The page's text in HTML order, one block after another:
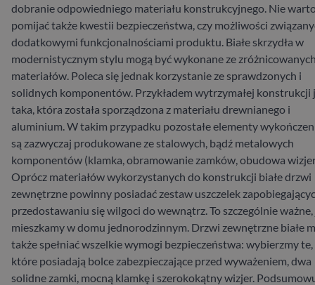
dobranie odpowiedniego materiału konstrukcyjnego. Nie
pomijać także kwestii bezpieczeństwa, czy możliwości
dodatkowymi funkcjonalnościami produktu. Białe skrzydła w
modernistycznym stylu mogą być wykonane ze
materiałów. Poleca się jednak korzystanie ze sprawdzonych i
solidnych komponentów. Przykładem wytrzymałej konstrukcji
taka, która została sporządzona z materiału drewnianego i
aluminium. W takim przypadku pozostałe elementy
są zazwyczaj produkowane ze stalowych, bądź metalowych
komponentów (klamka, obramowanie zamków, obudowa
Oprócz materiałów wykorzystanych do konstrukcji białe drzwi
zewnętrzne powinny posiadać zestaw uszczelek
przedostawaniu się wilgoci do wewnątrz. To szczególnie
mieszkamy w domu jednorodzinnym. Drzwi zewnętrzne białe
także spełniać wszelkie wymogi bezpieczeństwa: wybierzmy te,
które posiadają bolce zabezpieczające przed wyważeniem, dwa
solidne zamki, mocną klamkę i szerokokątny wizjer.